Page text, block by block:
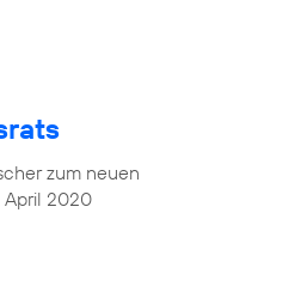
zum neuen
April 2020